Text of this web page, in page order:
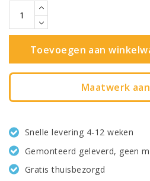
Toevoegen aan
Maatwerk
Snelle levering 4-12 weken
Gemonteerd geleverd, geen
Gratis thuisbezorgd